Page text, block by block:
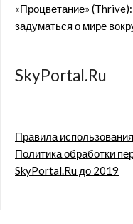
«Процветание»
задуматься о мире
SkyPortal.Ru
Правила
Политика обработки
SkyPortal.Ru до 2019